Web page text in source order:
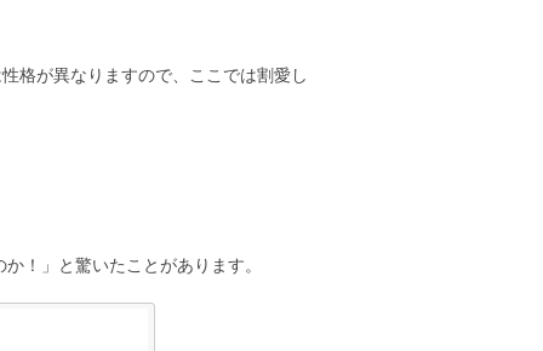
格が異なりますので、ここでは割愛し
！」と驚いたことがあります。